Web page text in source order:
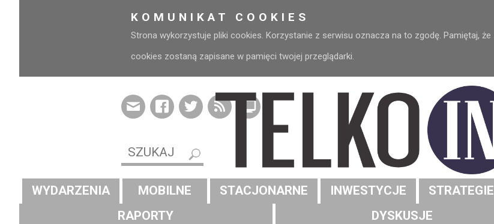
KOMUNIKAT COOKIES
Strona wykorzystuje pliki cookies. Korzystanie z serwisu oznacza na to zgodę. Pamiętaj, że
cookies zostaną zapisane w pamięci twojej przeglądarki.
WYDARZENIA MOBILNE STACJONARNE INWESTYCJE STRATEGIE
RAPORTY
DYSKUSJE